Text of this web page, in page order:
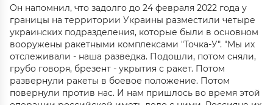
Он напомнил, что задолго до 24 февраля 2022 года у
границы на территории Украины разместили четыре
украинских подразделения, которые были в основном
вооружены ракетными комплексами "Точка-У". "Мы их
отслеживали - наша разведка. Подошли, потом сняли,
грубо говоря, брезент - укрытия с ракет. Потом
развернули ракеты в боевое положение. Потом
повернули против нас. И нам пришлось во время этой